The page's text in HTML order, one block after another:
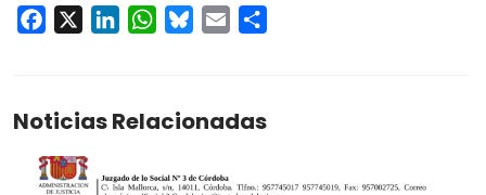
Facebook LinkedInWhatsApp
Bluesky
Email
Noticias Relacionadas